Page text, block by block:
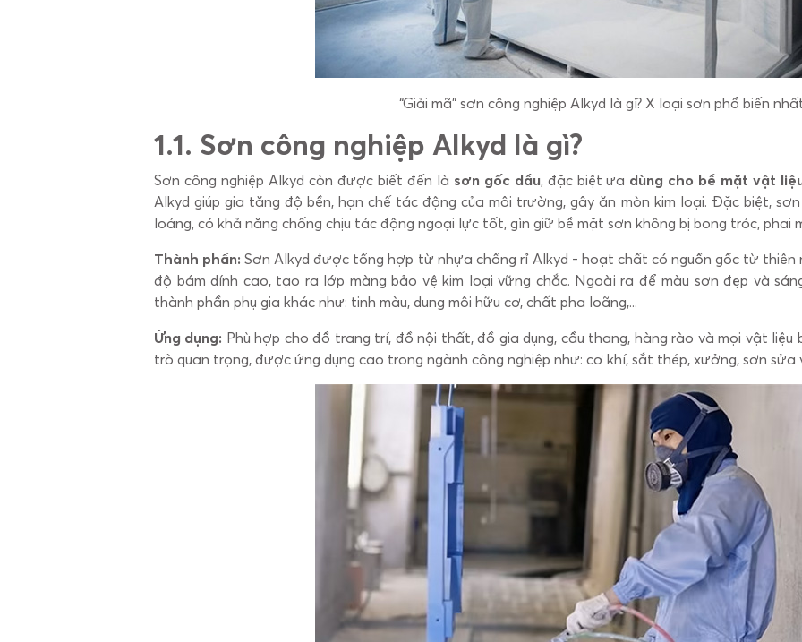
“Giải mã” sơn công nghiệp Alkyd là gì? X loại sơn phổ biến
1.1. Sơn công nghiệp Alkyd là gì?
Sơn công nghiệp Alkyd còn được biết đến là sơn gốc dầu, đặc biệt ưa dùng cho bề mặt vật
Alkyd giúp gia tăng độ bền, hạn chế tác động của môi trường, gây ăn mòn kim loại. Đặc biệt,
loáng, có khả năng chống chịu tác động ngoại lực tốt, gìn giữ bề mặt sơn không bị bong tróc, phai
Thành phần: Sơn Alkyd được tổng hợp từ nhựa chống rỉ Alkyd - hoạt chất có nguồn gốc từ thiên
độ bám dính cao, tạo ra lớp màng bảo vệ kim loại vững chắc. Ngoài ra để màu sơn đẹp và
thành phần phụ gia khác như: tinh màu, dung môi hữu cơ, chất pha loãng,...
Ứng dụng: Phù hợp cho đồ trang trí, đồ nội thất, đồ gia dụng, cầu thang, hàng rào và mọi vật liệu
trò quan trọng, được ứng dụng cao trong ngành công nghiệp như: cơ khí, sắt thép, xưởng, sơn sửa